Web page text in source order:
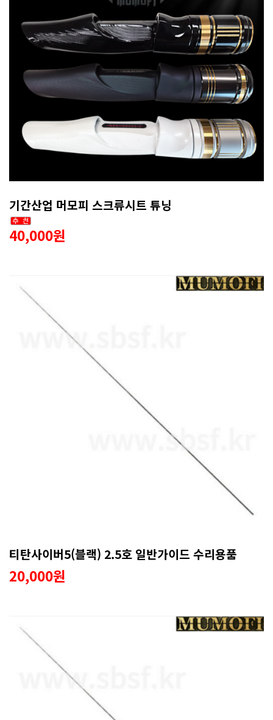
기간산업 머모피 스크류시트 튜닝
40,000원
티탄사이버5(블랙) 2.5호 일반가이드 수리용품
20,000원